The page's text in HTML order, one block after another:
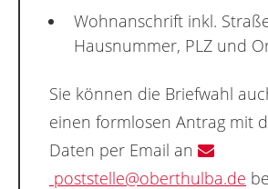
Wohnanschrift inkl.
Hausnummer, PLZ und
Sie können die Briefwahl
einen formlosen Antrag mit
Daten per Email an
poststelle@oberthulba.de